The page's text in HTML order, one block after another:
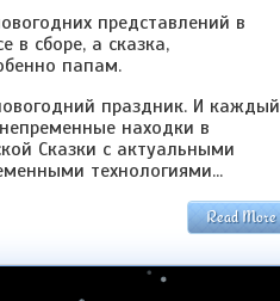
представлений в
в сборе, а сказка,
папам.
праздник. И каждый
находки в
Сказки с актуальными
технологиями...
Read More